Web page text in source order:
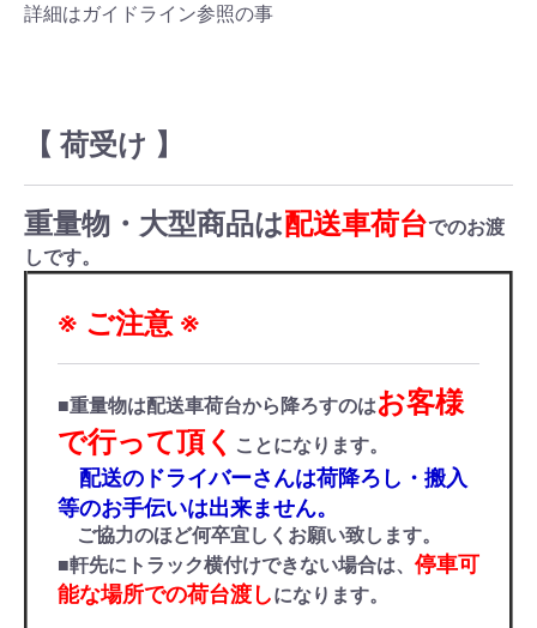
詳細はガイドライン参照の事
【 荷受け 】
重量物・大型商品は配送車荷台でのお渡
しです。
※ ご注意 ※
■重量物は配送車荷台から降ろすのはお客様
で行って頂く ことになります。
配送のドライバーさんは荷降ろし・搬入
等のお手伝いは出来ません。
ご協力のほど何卒宜しくお願い致します。
■軒先にトラック横付けできない場合は、 停車可
能な場所での荷台渡しになります。